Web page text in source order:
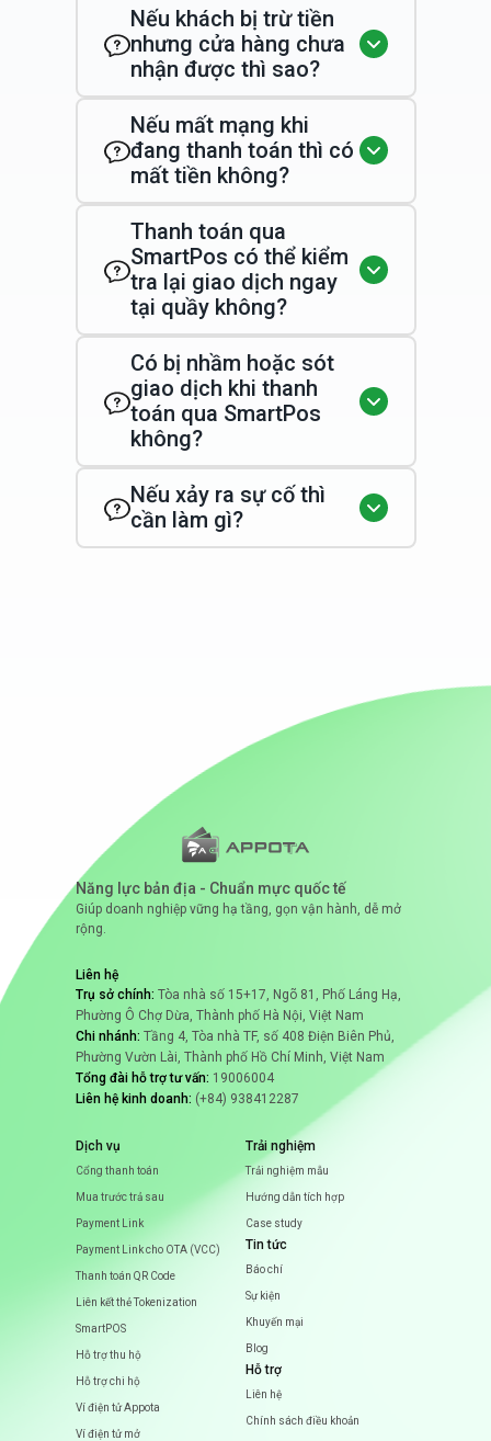
Nếu khách bị trừ tiền
nhưng cửa hàng chưa
nhận được thì sao?
Nếu mất mạng khi
đang thanh toán thì có
mất tiền không?
Thanh toán qua
SmartPos có thể kiểm
tra lại giao dịch ngay
tại quầy không?
Có bị nhầm hoặc sót
giao dịch khi thanh
toán qua SmartPos
không?
Nếu xảy ra sự cố thì
cần làm gì?
Năng lực bản địa - Chuẩn mực quốc tế
Giúp doanh nghiệp vững hạ tầng, gọn vận hành, dễ mở
rộng.
Liên hệ
Trụ sở chính: Tòa nhà số 15+17, Ngõ 81, Phố Láng Hạ,
Phường Ô Chợ Dừa, Thành phố Hà Nội, Việt Nam
Chi nhánh: Tầng 4, Tòa nhà TF, số 408 Điện Biên Phủ,
Phường Vườn Lài, Thành phố Hồ Chí Minh, Việt Nam
Tổng đài hỗ trợ tư vấn: 19006004
Liên hệ kinh doanh: (+84) 938412287
Dịch vụ
Cổng thanh toán
Mua trước trả sau
Payment Link
Payment Link cho OTA (VCC)
Thanh toán QR Code
Liên kết thẻ Tokenization
SmartPOS
Hỗ trợ thu hộ
Hỗ trợ chi hộ
Ví điện tử Appota
Ví điện tử mở
Trải nghiệm
Trải nghiệm mẫu
Hướng dẫn tích hợp
Case study
Tin tức
Báo chí
Sự kiện
Khuyến mại
Blog
Hỗ trợ
Liên hệ
Chính sách điều khoản